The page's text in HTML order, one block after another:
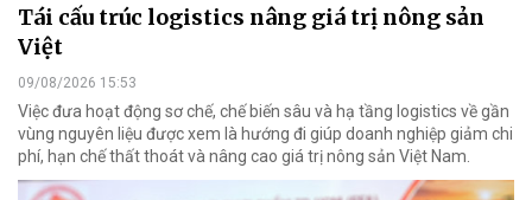
Tái cấu trúc logistics nâng giá trị nông sản
Việt
09/08/2026 15:53
Việc đưa hoạt động sơ chế, chế biến sâu và hạ tầng logistics về gần
vùng nguyên liệu được xem là hướng đi giúp doanh nghiệp giảm chi
phí, hạn chế thất thoát và nâng cao giá trị nông sản Việt Nam.